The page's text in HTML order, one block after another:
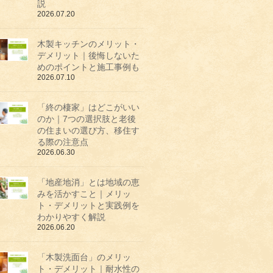
説
2026.07.20
木製キッチンのメリット・
デメリット｜後悔しないた
めのポイントと施工事例も
2026.07.10
「終の棲家」はどこがいい
のか｜7つの選択肢と老後
の住まいの選び方、移住す
る際の注意点
2026.06.30
「地産地消」とは地域の恵
みを活かすこと｜メリッ
ト・デメリットと実践例を
わかりやすく解説
2026.06.20
「木製洗面台」のメリッ
ト・デメリット｜耐水性の